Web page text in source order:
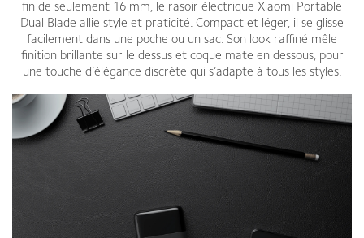
fin de seulement 16 mm, le rasoir électrique Xiaomi Portable
Dual Blade allie style et praticité. Compact et léger, il se glisse
facilement dans une poche ou un sac. Son look raffiné mêle
finition brillante sur le dessus et coque mate en dessous, pour
une touche d’élégance discrète qui s’adapte à tous les styles.